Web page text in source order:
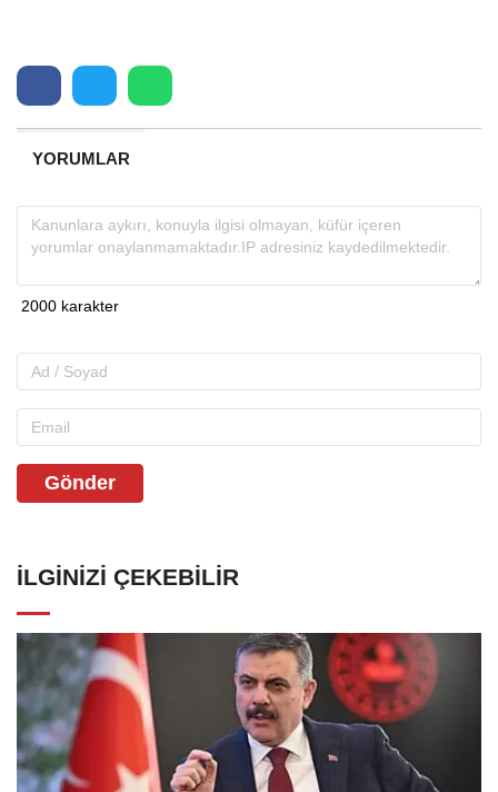
YORUMLAR
Gönder
İLGINIZI ÇEKEBILIR